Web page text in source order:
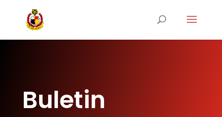
Buletin